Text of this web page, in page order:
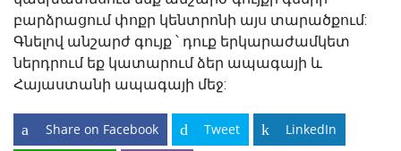
բարձրացում փոքր կենտրոնի այս տարածքում:
Գնելով անշարժ գույք ՝ դուք երկարաժամկետ
ներդրում եք կատարում ձեր ապագայի և
Հայաստանի ապագայի մեջ:
Share on Facebook Tweet LinkedIn